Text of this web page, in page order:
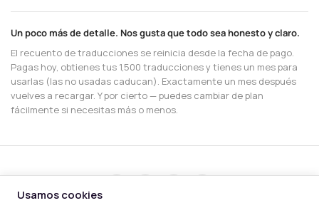
Usamos cookies
Un poco más de detalle. Nos gusta que todo sea honesto y claro.
El recuento de traducciones se reinicia desde la fecha de pago.
Pagas hoy, obtienes tus 1,500 traducciones y tienes un mes para
usarlas (las no usadas caducan). Exactamente un mes después
vuelves a recargar. Y por cierto — puedes cambiar de plan
fácilmente si necesitas más o menos.